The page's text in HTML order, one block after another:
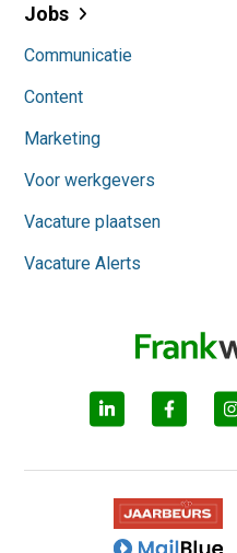
Jobs
Communicatie
Content
Marketing
Voor werkgevers
Vacature plaatsen
Vacature Alerts